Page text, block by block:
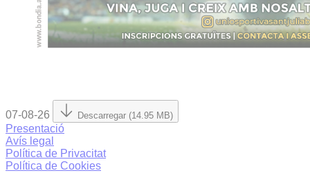
07-08-26 Descarregar (14.95 MB)
Presentació
Avís legal
Política de Privacitat
Política de Cookies